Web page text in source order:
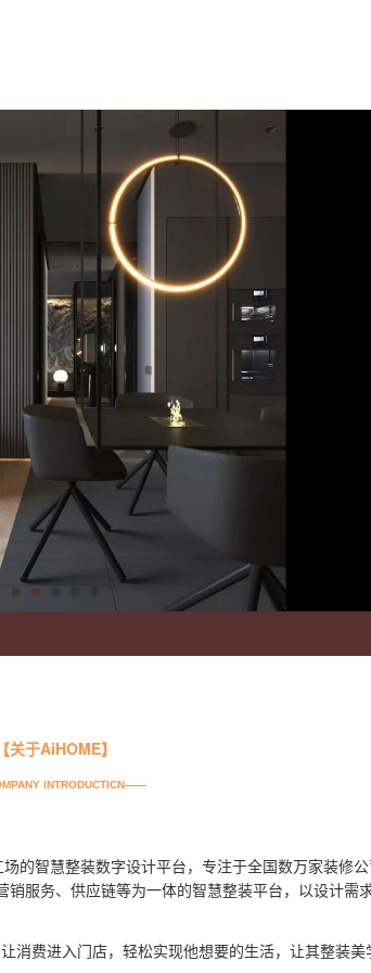
【关于AiHOME】
INTRODUCTICN——
的智慧整装数字设计平台，专注于全国数万家装修公
销服务、供应链等为一体的智慧整装平台，以设计需
家居生活。
消费进入门店，轻松实现他想要的生活， 让其整装美